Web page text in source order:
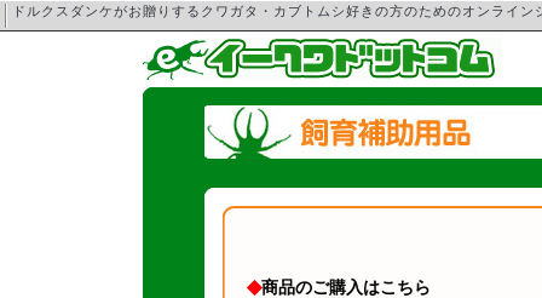
ドルクスダンケがお贈りするクワガタ・カブトムシ好きの方のためのオンライ
◆商品のご購入はこちら